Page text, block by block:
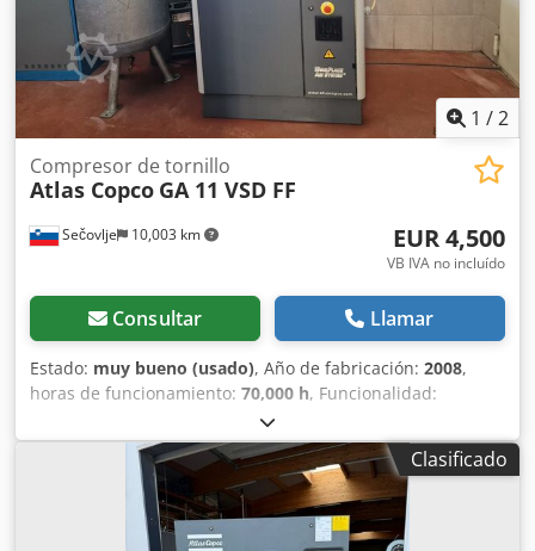
1 /2
Sečovlje 10,003 km
Compresor de tornillo
Atlas Copco GA 11 VSD FF
EUR 4,500
VB IVA no incluído
Consultar Llamar
Estado: muy bueno (usado), Año de fabricación: 2008,
horas de funcionamiento: 70,000 h, Funcionalidad:
, número de máquina/vehículo:
API161729, longitud total:976 mm, ancho total:595 mm,
1,212 mm, capacidad del depósito de
500 l, presión de funcionamiento:
presión (mín.):13 bar, nivel de ruido:67 dB, tipo de
aire , Equipamiento:documentación /
Clasificado